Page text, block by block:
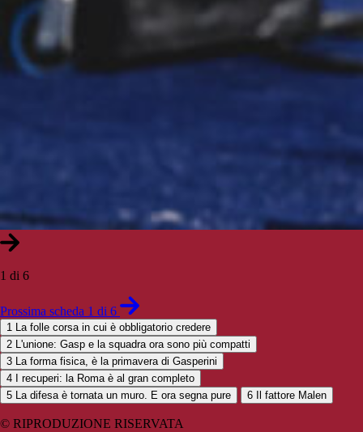
1 di 6
Prossima scheda 1 di 6
1 La folle corsa in cui è obbligatorio credere
2 L'unione: Gasp e la squadra ora sono più compatti
3 La forma fisica, è la primavera di Gasperini
4 I recuperi: la Roma è al gran completo
5 La difesa è tornata un muro. E ora segna pure 6 Il fattore Malen
© RIPRODUZIONE RISERVATA